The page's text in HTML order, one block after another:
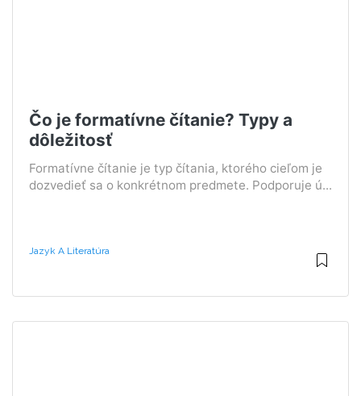
Čo je formatívne čítanie? Typy a
dôležitosť
Formatívne čítanie je typ čítania, ktorého cieľom je
dozvedieť sa o konkrétnom predmete. Podporuje ú...
Jazyk A Literatúra